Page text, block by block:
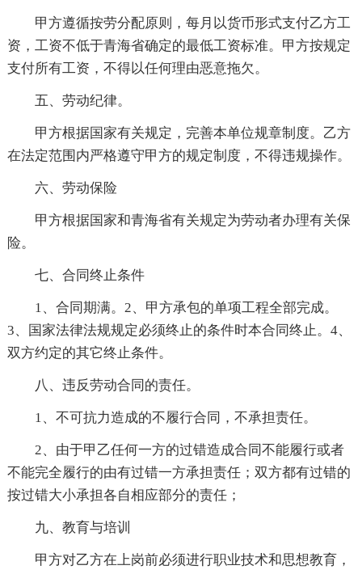
甲方遵循按劳分配原则，每月以货币形式支付乙方工
资，工资不低于青海省确定的最低工资标准。甲方按规定
支付所有工资，不得以任何理由恶意拖欠。
五、劳动纪律。
甲方根据国家有关规定，完善本单位规章制度。乙方
在法定范围内严格遵守甲方的规定制度，不得违规操作。
六、劳动保险
甲方根据国家和青海省有关规定为劳动者办理有关保
险。
七、合同终止条件
1、合同期满。2、甲方承包的单项工程全部完成。
3、国家法律法规规定必须终止的条件时本合同终止。4、
双方约定的其它终止条件。
八、违反劳动合同的责任。
1、不可抗力造成的不履行合同，不承担责任。
2、由于甲乙任何一方的过错造成合同不能履行或者
不能完全履行的由有过错一方承担责任；双方都有过错的
按过错大小承担各自相应部分的责任；
九、教育与培训
甲方对乙方在上岗前必须进行职业技术和思想教育，